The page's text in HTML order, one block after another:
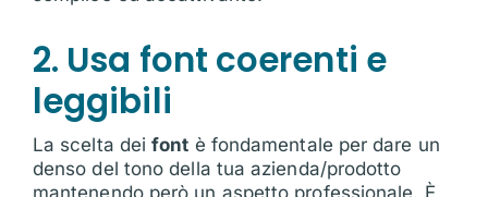
2. Usa font coerenti e
leggibili
La scelta deifont è fondamentale per dare un
denso del tono della tua azienda/prodotto
mantenendo però un aspetto professionale. È